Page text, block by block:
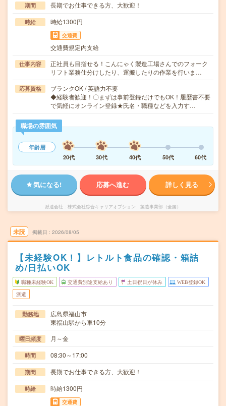
期間 長期でお仕事できる方、大歓迎！
時給 時給1300円
交通費
交通費規定内支給
仕事内容
正社員も目指せる！こんにゃく製造工場さんでのフォーク
リフト業務仕分けしたり、運搬したりの作業を行いま…
応募資格
ブランクOK / 英語力不要
◆経験者歓迎！〇まずは事前登録だけでもOK！履歴書不要
で気軽にオンライン登録★氏名・職種などを入力す…
職場の雰囲気
年齢層
20代
30代 40代 50代 60代
気になる! 応募へ進む 詳しく見る
派遣会社 株式会社綜合キャリアオプション 製造事業部（全国）
未読 掲載日 2026/08/05
【未経験OK！】レトルト食品の確認・箱詰
め/日払いOK
職種未経験OK 交通費別途支給あり 土日祝日が休み WEB登録OK
派遣
勤務地
広島県福山市
東福山駅から車10分
曜日頻度 月～金
時間 08:30～17:00
期間 長期でお仕事できる方、大歓迎！
時給 時給1300円
交通費